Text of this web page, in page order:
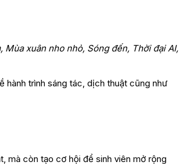
Mùa xuân nho nhỏ, Sóng đến, Thời đại AI,
hành trình sáng tác, dịch thuật cũng như
mà còn tạo cơ hội để sinh viên mở rộng